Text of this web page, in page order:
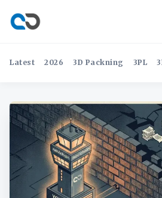
Latest 2026 3D Packning 3PL